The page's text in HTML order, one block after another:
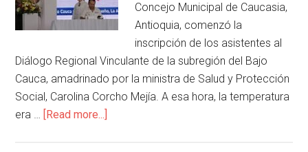
Concejo Municipal de Caucasia,
Antioquia, comenzó la
inscripción de los asistentes al
Diálogo Regional Vinculante de la subregión del Bajo
Cauca, amadrinado por la ministra de Salud y Protección
Social, Carolina Corcho Mejía. A esa hora, la temperatura
era … [Read more...]